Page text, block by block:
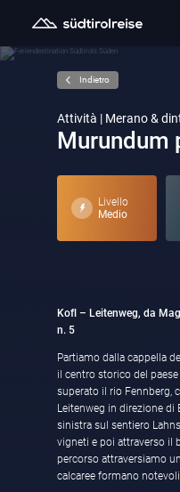
Indietro
Attività | Merano &
Murundum
Livello
Medio
Kofl – Leitenweg, da
n. 5
Partiamo dalla cappella
il centro storico del
superato il rio Fennberg,
Leitenweg in direzione di
sinistra sul sentiero
vigneti e poi attraverso il
percorso attraversiamo
calcaree formano